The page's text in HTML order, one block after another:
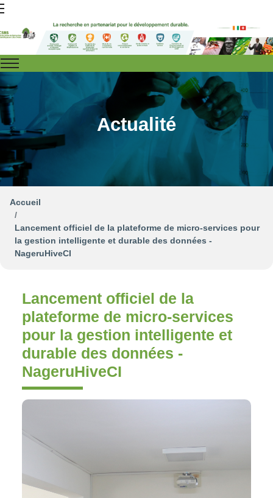
Actualité
Accueil
Lancement officiel de la plateforme de micro-services pour
la gestion intelligente et durable des données -
NageruHiveCI
Lancement officiel de la
plateforme de micro-services
pour la gestion intelligente et
durable des données -
NageruHiveCI